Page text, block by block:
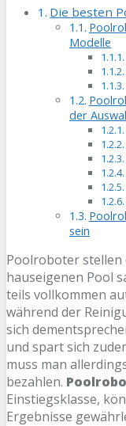
Die besten
Modelle
der
sein
Poolroboter stellen
hauseigenen Pool
teils vollkommen
während der
sich
und spart sich
muss man
bezahlen.
Einstiegsklasse,
Ergebnisse